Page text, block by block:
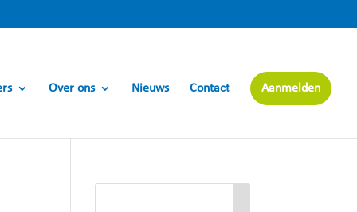
Over ons Nieuws Contact Aanmelden